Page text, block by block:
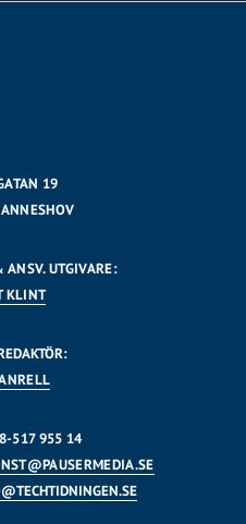
19
ANSV. UTGIVARE:
KLINT
517 955 14